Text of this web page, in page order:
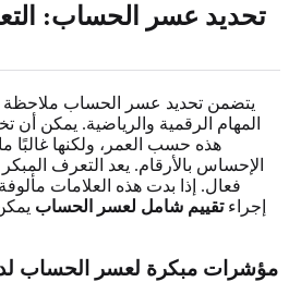
تحديد عسر الحساب:
يتضمن تحديد عسر الحساب ملاحظة
المهام الرقمية والرياضية. يمكن أن
هذه حسب العمر، ولكنها
الإحساس بالأرقام. يعد التعرف المبكر
فعال. إذا بدت هذه العلامات
إجراءتقييم شامل لعسر الحساب
مؤشرات مبكرة لعسر الحساب